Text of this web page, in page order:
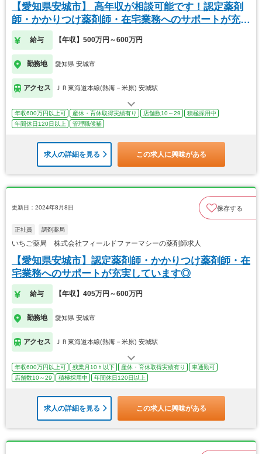
【愛知県安城市】 高年収が相談可能です！認定薬剤
師・かかりつけ薬剤師・在宅業務へのサポートが充実
◎
給与 【年収】500万円～600万円
勤務地 愛知県 安城市
アクセス ＪＲ東海道本線(熱海－米原) 安城駅
年収600万円以上可 産休・育休取得実績有り 店舗数10～29
積極採用中
年間休日120日以上
管理職候補
求人の詳細を見る この求人に興味がある
更新日：2024年8月8日 保存する
正社員 調剤薬局
いちご薬局 株式会社フィールドファーマシーの薬剤師求人
【愛知県安城市】認定薬剤師・かかりつけ薬剤師・在
宅業務へのサポートが充実しています◎
給与 【年収】405万円～600万円
勤務地 愛知県 安城市
アクセス ＪＲ東海道本線(熱海－米原) 安城駅
年収600万円以上可 残業月10ｈ以下 産休・育休取得実績有り
車通勤可
店舗数10～29
積極採用中 年間休日120日以上
求人の詳細を見る この求人に興味がある